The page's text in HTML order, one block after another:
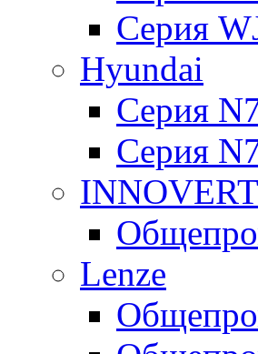
Серия
Hyundai
Серия
Серия
INNOVERT
Lenze